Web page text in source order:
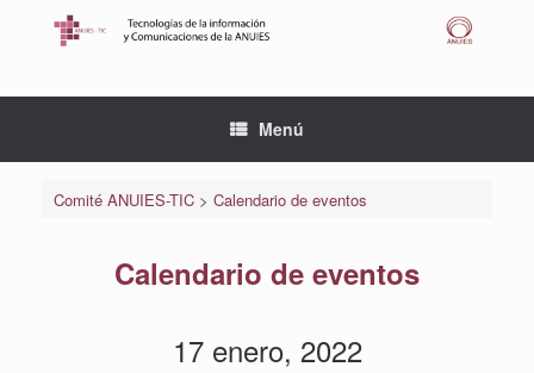
Menú
Comité ANUIES-TIC> Calendario de eventos
Calendario de eventos
17 enero, 2022